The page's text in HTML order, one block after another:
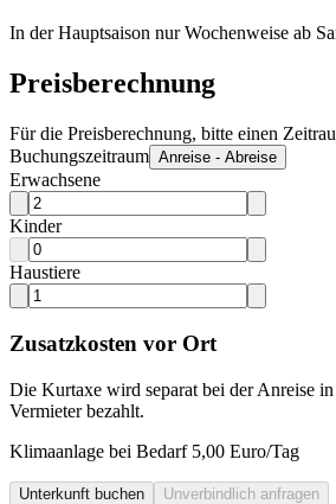
In der Hauptsaison nur Wochenweise ab
Preisberechnung
Für die Preisberechnung, bitte einen
Buchungszeitraum Anreise - Abreise
Erwachsene
Kinder
Haustiere
Zusatzkosten vor Ort
Die Kurtaxe wird separat bei der Anreise
Vermieter bezahlt.
Klimaanlage bei Bedarf 5,00 Euro/Tag
Unterkunft buchen Unverbindlich anfragen